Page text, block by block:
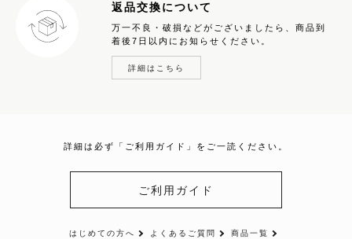
返品交換について
万一不良・破損などがございましたら、商品到
着後7日以内にお知らせください。
詳細はこちら
詳細は必ず「ご利用ガイド」をご一読ください。
ご利用ガイド
はじめての方へ よくあるご質問 商品一覧